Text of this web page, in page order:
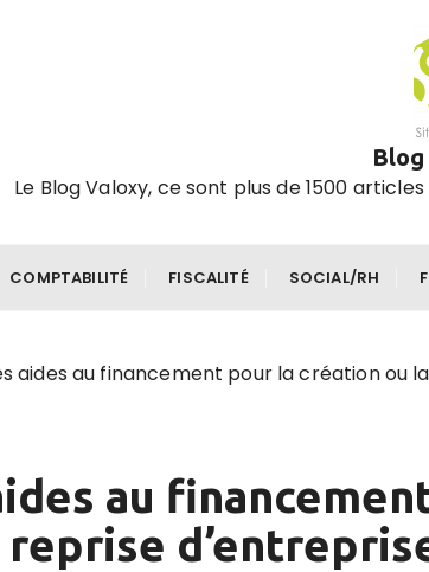
Le Blog Valoxy, ce sont plus de 1500
COMPTABILITÉ FISCALITÉ SOCIAL/RH
aides au financement pour la création ou
au
reprise